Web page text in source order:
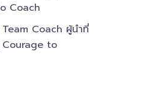
Coach
Coach ผู้นำที่
Courage to